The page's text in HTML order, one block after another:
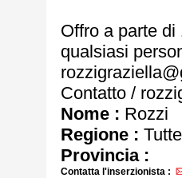
Offro a parte di
qualsiasi
Contatto /
Nome : Rozzi
Regione :
Provincia :
Contatta l'inserzionista :